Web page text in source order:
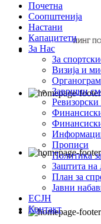
Почетна
Соопштенија
Настани
Капацитети
За Нас
За
Визија и
Органограм
Завршни
Ревизорски
Прописи
Политика
Заштита на
План за
Јавни
ЕСЈН
Контакт